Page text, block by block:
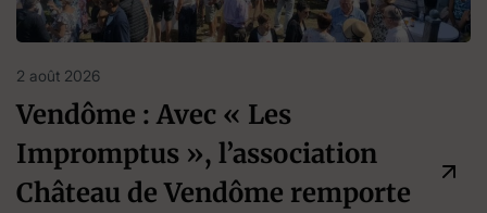
2 août 2026
Vendôme : Avec « Les
Impromptus », l’association
Château de Vendôme remporte